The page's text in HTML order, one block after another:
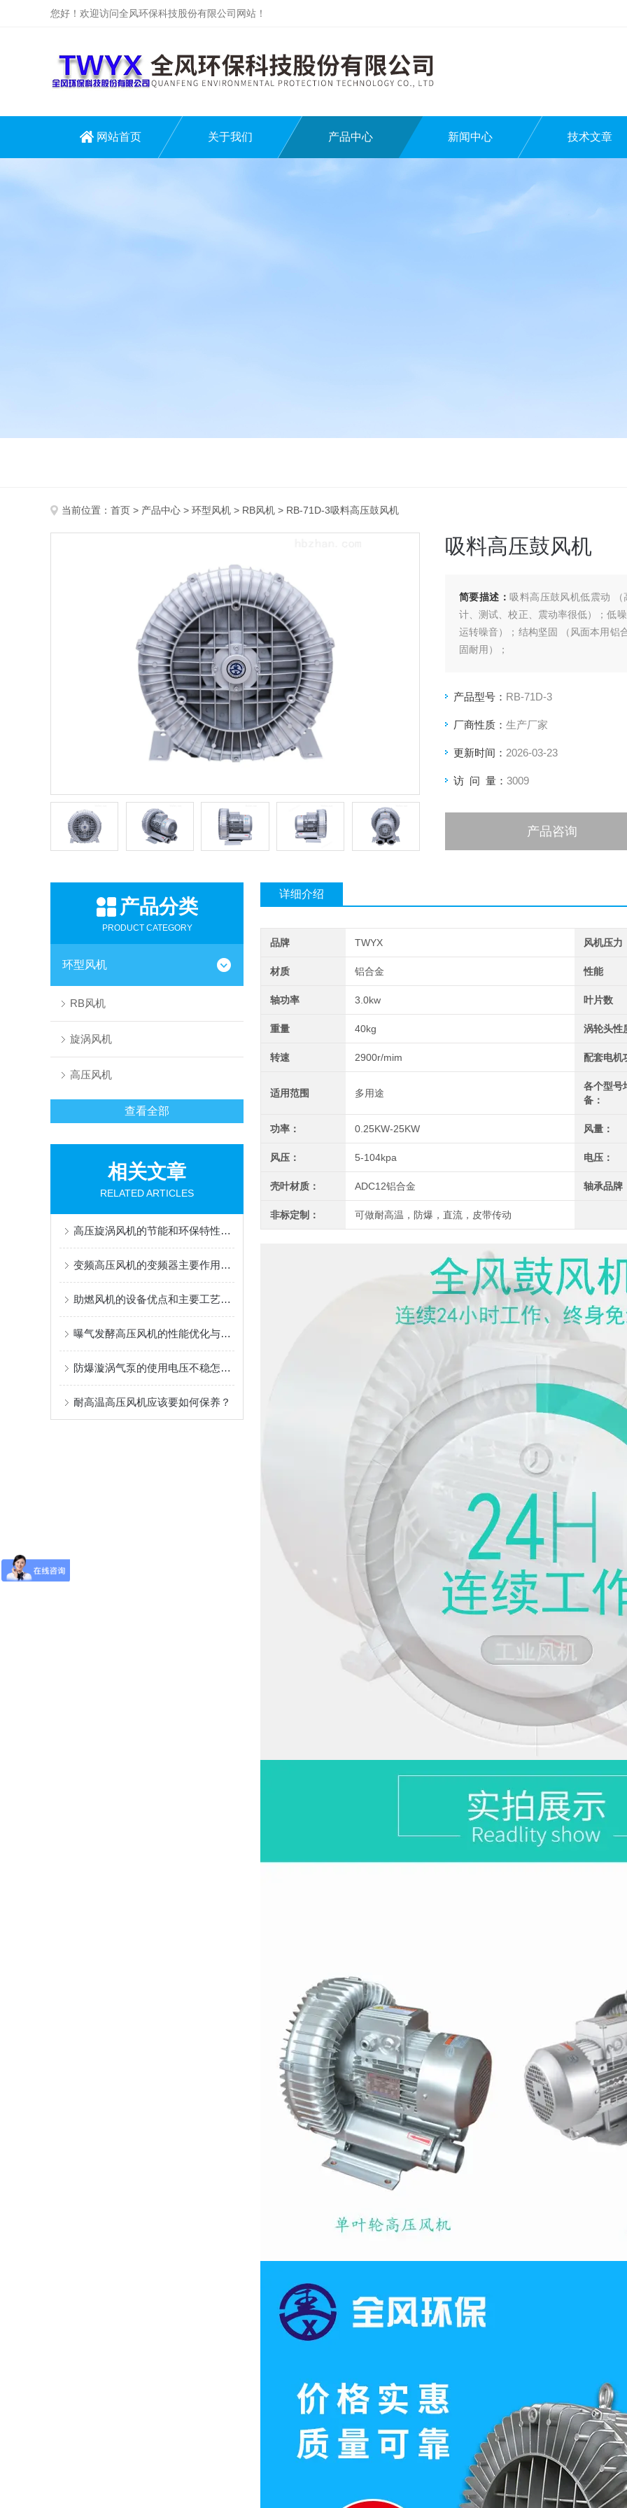
您好！欢迎访问全风环保科技股份有限公司网站！
网站首页 关于我们 产品中心 新闻中心 技术文章
当前位置： 首页 > 产品中心 > 环型风机 > RB风机 > RB-71D-3吸料高压鼓风机
吸料高压鼓风机
简要描述：吸料高压鼓风机低震动
计、测试、校正、震动率很低）；低
运转噪音）；结构坚固 （风面本用铝
固耐用）；
产品型号： RB-71D-3
厂商性质： 生产厂家
更新时间： 2026-03-23
访 问 量： 3009
产品咨询
产品分类
PRODUCT CATEGORY
环型风机
RB风机
旋涡风机
高压风机
查看全部
相关文章
RELATED ARTICLES
高压旋涡风机的节能和环保特性说明
变频高压风机的变频器主要作用大揭秘
助燃风机的设备优点和主要工艺流程介绍
曝气发酵高压风机的性能优化与节能技巧介绍
防爆漩涡气泵的使用电压不稳怎么办？
耐高温高压风机应该要如何保养？
详细介绍
品牌 TWYX 风机压力
材质 铝合金 性能
轴功率 3.0kw 叶片数
重量 40kg 涡轮头性
转速 2900r/mim 配套电机
适用范围 多用途
各个型号
备：
功率： 0.25KW-25KW 风量：
风压： 5-104kpa 电压：
壳叶材质： ADC12铝合金 轴承品牌
非标定制： 可做耐高温，防爆，直流，皮带传动